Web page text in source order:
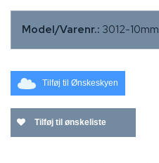
Model/Varenr.: 3012-10mm
Tilføj til Ønskeskyen
Tilføj til ønskeliste